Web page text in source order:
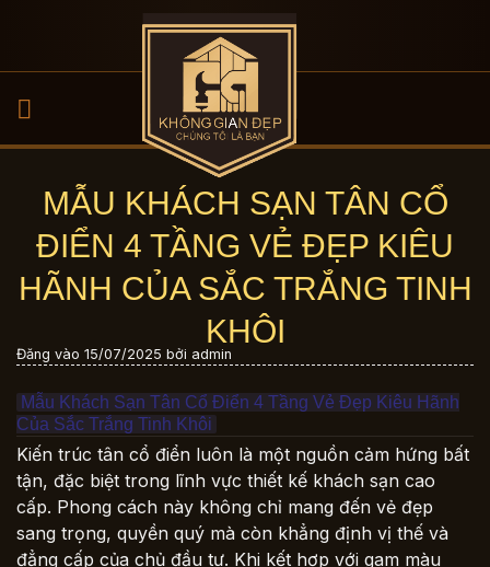
MẪU KHÁCH SẠN TÂN CỔ
ĐIỂN 4 TẦNG VẺ ĐẸP KIÊU
HÃNH CỦA SẮC TRẮNG TINH
KHÔI
Đăng vào 15/07/2025 bởi admin
Mẫu Khách Sạn Tân Cổ Điển 4 Tầng Vẻ Đẹp Kiêu Hãnh
Của Sắc Trắng Tinh Khôi
Kiến trúc tân cổ điển luôn là một nguồn cảm hứng bất
tận, đặc biệt trong lĩnh vực thiết kế khách sạn cao
cấp. Phong cách này không chỉ mang đến vẻ đẹp
sang trọng, quyền quý mà còn khẳng định vị thế và
đẳng cấp của chủ đầu tư. Khi kết hợp với gam màu